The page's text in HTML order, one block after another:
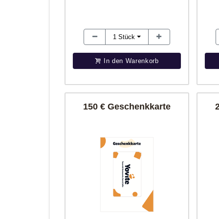
1Stück
In den Warenkorb
150 € Geschenkkarte